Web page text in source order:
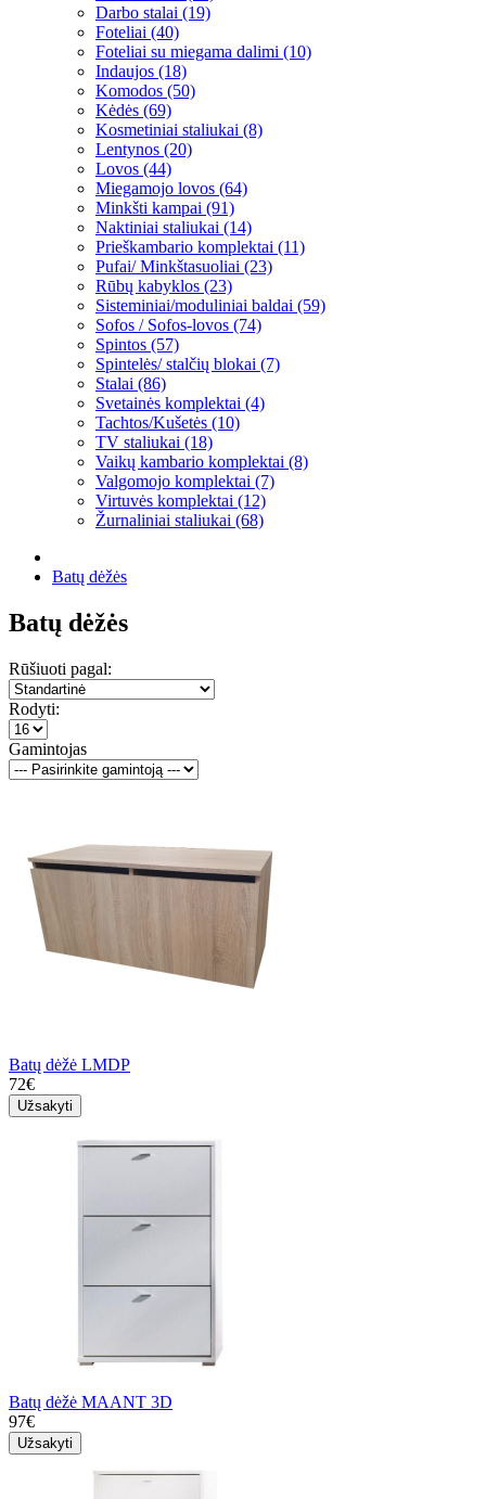
Darbo stalai (19)
Foteliai (40)
Foteliai su miegama dalimi (10)
Indaujos (18)
Komodos (50)
Kėdės (69)
Kosmetiniai staliukai (8)
Lentynos (20)
Lovos (44)
Miegamojo lovos (64)
Minkšti kampai (91)
Naktiniai staliukai (14)
Prieškambario komplektai (11)
Pufai/ Minkštasuoliai (23)
Rūbų kabyklos (23)
Sisteminiai/moduliniai baldai (59)
Sofos / Sofos-lovos (74)
Spintos (57)
Spintelės/ stalčių blokai (7)
Stalai (86)
Svetainės komplektai (4)
Tachtos/Kušetės (10)
TV staliukai (18)
Vaikų kambario komplektai (8)
Valgomojo komplektai (7)
Virtuvės komplektai (12)
Žurnaliniai staliukai (68)
Batų dėžės
Batų dėžės
Rūšiuoti pagal:
Rodyti:
Gamintojas
Batų dėžė LMDP
72€
Užsakyti
Batų dėžė MAANT 3D
97€
Užsakyti